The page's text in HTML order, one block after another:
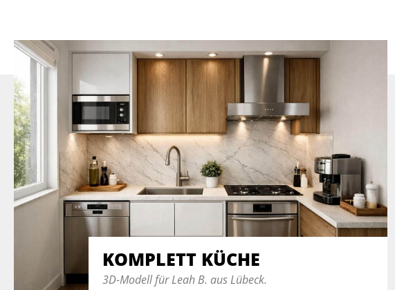
KOMPLETT KÜCHE
3D-Modell für Leah B. aus Lübeck.